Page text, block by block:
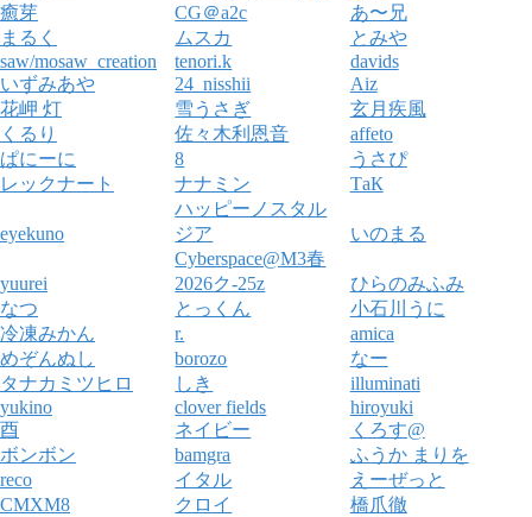
癒芽
CG＠a2c
あ〜兄
まるく
ムスカ
とみや
saw/mosaw_creation
tenori.k
davids
いずみあや
24_nisshii
Aiz
花岬 灯
雪うさぎ
玄月疾風
くるり
佐々木利恩音
affeto
ぱにーに
8
うさぴ
レックナート
ナナミン ТаК
eyekuno
ハッピーノスタル
ジア
いのまる
yuurei
Cyberspace@M3春
2026ク-25z
ひらのみふみ
なつ
とっくん
小石川うに
冷凍みかん
r.
amica
めぞんぬし
borozo
なー
タナカミツヒロ
しき
illuminati
yukino
clover fields
hiroyuki
酉
ネイビー
くろす@
ボンボン
bamgra
ふうか まりを
reco
イタル
えーぜっと
CMXM8
クロイ
橋爪徹